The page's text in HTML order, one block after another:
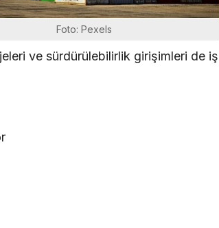
Foto: Pexels
ve sürdürülebilirlik girişimleri de iş